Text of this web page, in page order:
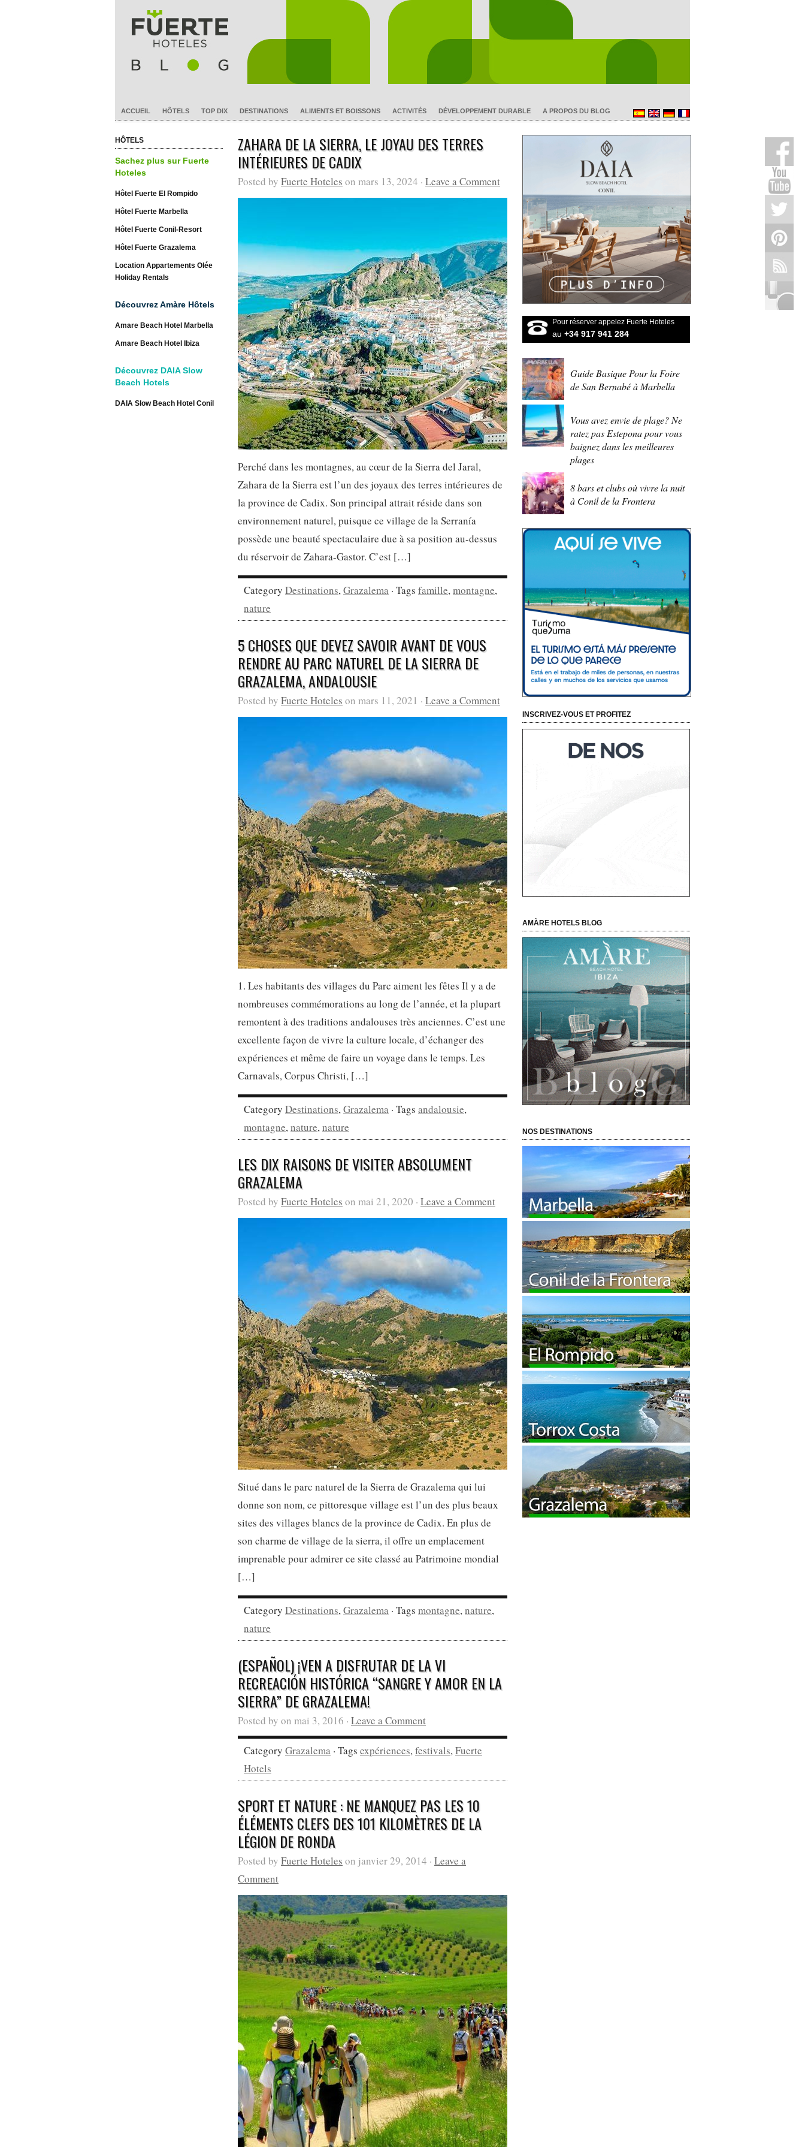
ACCUEIL HÔTELS TOP DIX DESTINATIONS ALIMENTS ET BOISSONS ACTIVITÉS DÉVELOPPEMENT DURABLE A PROPOS DU BLOG
HÔTELS
Sachez plus sur Fuerte
Hoteles
Hôtel Fuerte El Rompido
Hôtel Fuerte Marbella
Hôtel Fuerte Conil-Resort
Hôtel Fuerte Grazalema
Location Appartements Olée
Holiday Rentals
Découvrez Amàre Hôtels
Amare Beach Hotel Marbella
Amare Beach Hotel Ibiza
Découvrez DAIA Slow
Beach Hotels
DAIA Slow Beach Hotel Conil
ZAHARA DE LA SIERRA, LE JOYAU DES TERRES
INTÉRIEURES DE CADIX
Posted by Fuerte Hoteles on mars 13, 2024 · Leave a Comment
Perché dans les montagnes, au cœur de la Sierra del Jaral,
Zahara de la Sierra est l’un des joyaux des terres intérieures de
la province de Cadix. Son principal attrait réside dans son
environnement naturel, puisque ce village de la Serranía
possède une beauté spectaculaire due à sa position au-dessus
du réservoir de Zahara-Gastor. C’est […]
Category Destinations,Grazalema · Tags famille,montagne,
nature
5 CHOSES QUE DEVEZ SAVOIR AVANT DE VOUS
RENDRE AU PARC NATUREL DE LA SIERRA DE
GRAZALEMA, ANDALOUSIE
Posted by Fuerte Hoteles on mars 11, 2021 · Leave a Comment
1. Les habitants des villages du Parc aiment les fêtes Il y a de
nombreuses commémorations au long de l’année, et la plupart
remontent à des traditions andalouses très anciennes. C’est une
excellente façon de vivre la culture locale, d’échanger des
expériences et même de faire un voyage dans le temps. Les
Carnavals, Corpus Christi, […]
Category Destinations,Grazalema · Tags andalousie,
montagne,nature,nature
LES DIX RAISONS DE VISITER ABSOLUMENT
GRAZALEMA
Posted by Fuerte Hoteles on mai 21, 2020 · Leave a Comment
Situé dans le parc naturel de la Sierra de Grazalema qui lui
donne son nom, ce pittoresque village est l’un des plus beaux
sites des villages blancs de la province de Cadix. En plus de
son charme de village de la sierra, il offre un emplacement
imprenable pour admirer ce site classé au Patrimoine mondial
[…]
Category Destinations,Grazalema · Tags montagne,nature,
nature
(ESPAÑOL) ¡VEN A DISFRUTAR DE LA VI
RECREACIÓN HISTÓRICA “SANGRE Y AMOR EN LA
SIERRA” DE GRAZALEMA!
Posted by on mai 3, 2016 · Leave a Comment
Category Grazalema · Tags expériences,festivals,Fuerte
Hotels
SPORT ET NATURE : NE MANQUEZ PAS LES 10
ÉLÉMENTS CLEFS DES 101 KILOMÈTRES DE LA
LÉGION DE RONDA
Posted by Fuerte Hoteles on janvier 29, 2014 · Leave a
Comment
Pour réserver appelez Fuerte Hoteles
au +34 917 941 284
Guide Basique Pour la Foire
de San Bernabé à Marbella
Vous avez envie de plage? Ne
ratez pas Estepona pour vous
baignez dans les meilleures
plages
8 bars et clubs où vivre la nuit
à Conil de la Frontera
INSCRIVEZ-VOUS ET PROFITEZ
AMÀRE HOTELS BLOG
NOS DESTINATIONS